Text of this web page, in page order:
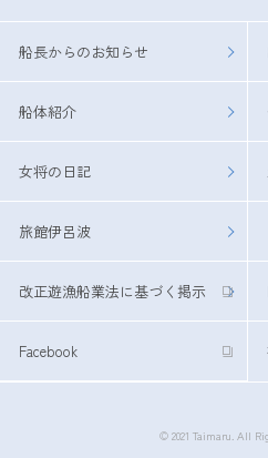
船長からのお知らせ
船体紹介
女将の日記
旅館伊呂波
改正遊漁船業法に基づく掲示
Facebook
© 2021 Taimaru. All